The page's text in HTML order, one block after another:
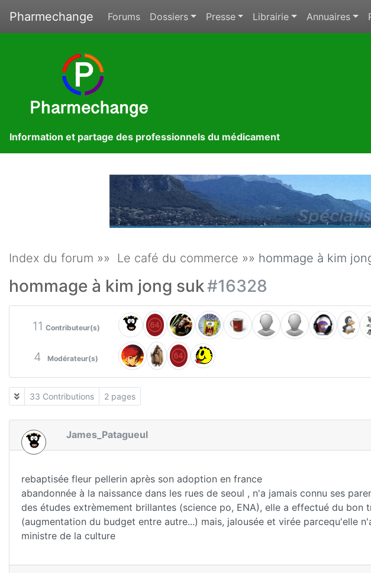
Pharmechange Forums Dossiers Presse Librairie Annuaires
Information et partage des professionnels du médicament
Index du forum »» Le café du commerce »» hommage à kim
hommage à kim jong suk#16328
11 Contributeur(s)
4 Modérateur(s)
33 Contributions 2 pages
James_Patagueul
rebaptisée fleur pellerin après son adoption en france
abandonnée à la naissance dans les rues de seoul , n'a jamais connu ses
des études extrèmement brillantes (science po, ENA), elle a effectué du bon
(augmentation du budget entre autre...) mais, jalousée et virée parcequ'elle
ministre de la culture